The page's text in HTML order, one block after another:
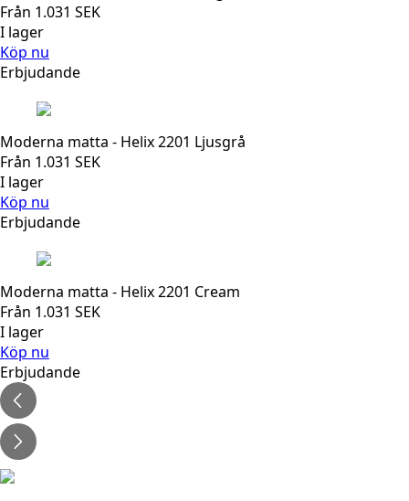
Från 1.031 SEK
I lager
Köp nu
Erbjudande
Moderna matta - Helix 2201 Ljusgrå
Från 1.031 SEK
I lager
Köp nu
Erbjudande
Moderna matta - Helix 2201 Cream
Från 1.031 SEK
I lager
Köp nu
Erbjudande